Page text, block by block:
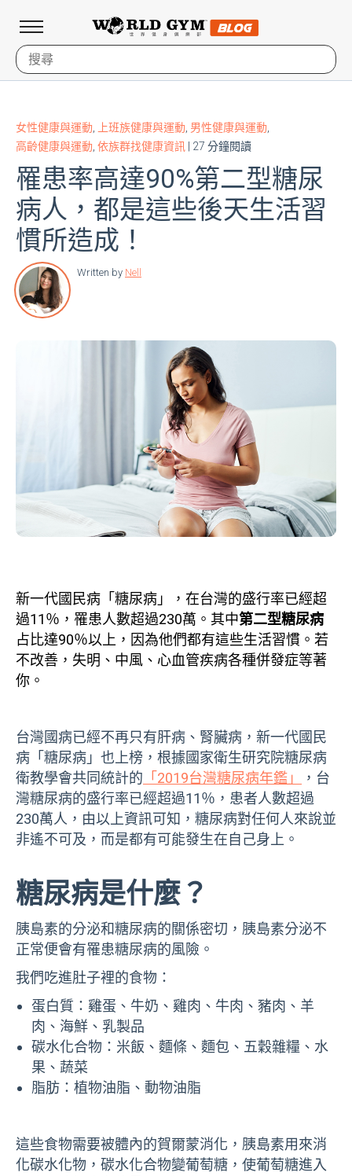
女性健康與運動 上班族健康與運動 男性健康與運動
高齡健康與運動 依族群找健康資訊 | 27 分鐘閱讀
罹患率高達90%第二型糖尿
病人，都是這些後天生活習
慣所造成！
Written by Nell
新一代國民病「糖尿病」，在台灣的盛行率已經超
過11％，罹患人數超過230萬。其中第二型糖尿病
占比達90％以上，因為他們都有這些生活習慣。若
不改善，失明、中風、心血管疾病各種併發症等著
你。
台灣國病已經不再只有肝病、腎臟病，新一代國民
病「糖尿病」也上榜，根據國家衛生研究院糖尿病
衛教學會共同統計的 「2019台灣糖尿病年鑑」
，台
灣糖尿病的盛行率已經超過11％，患者人數超過
230萬人，由以上資訊可知，糖尿病對任何人來說並
非遙不可及，而是都有可能發生在自己身上。
糖尿病是什麼？
胰島素的分泌和糖尿病的關係密切，胰島素分泌不
正常便會有罹患糖尿病的風險。
我們吃進肚子裡的食物：
蛋白質：雞蛋、牛奶、雞肉、牛肉、豬肉、羊
肉、海鮮、乳製品
碳水化合物：米飯、麵條、麵包、五穀雜糧、水
果、蔬菜
脂肪：植物油脂、動物油脂
這些食物需要被體內的賀爾蒙消化，胰島素用來消
化碳水化物，碳水化合物變葡萄糖，使葡萄糖進入